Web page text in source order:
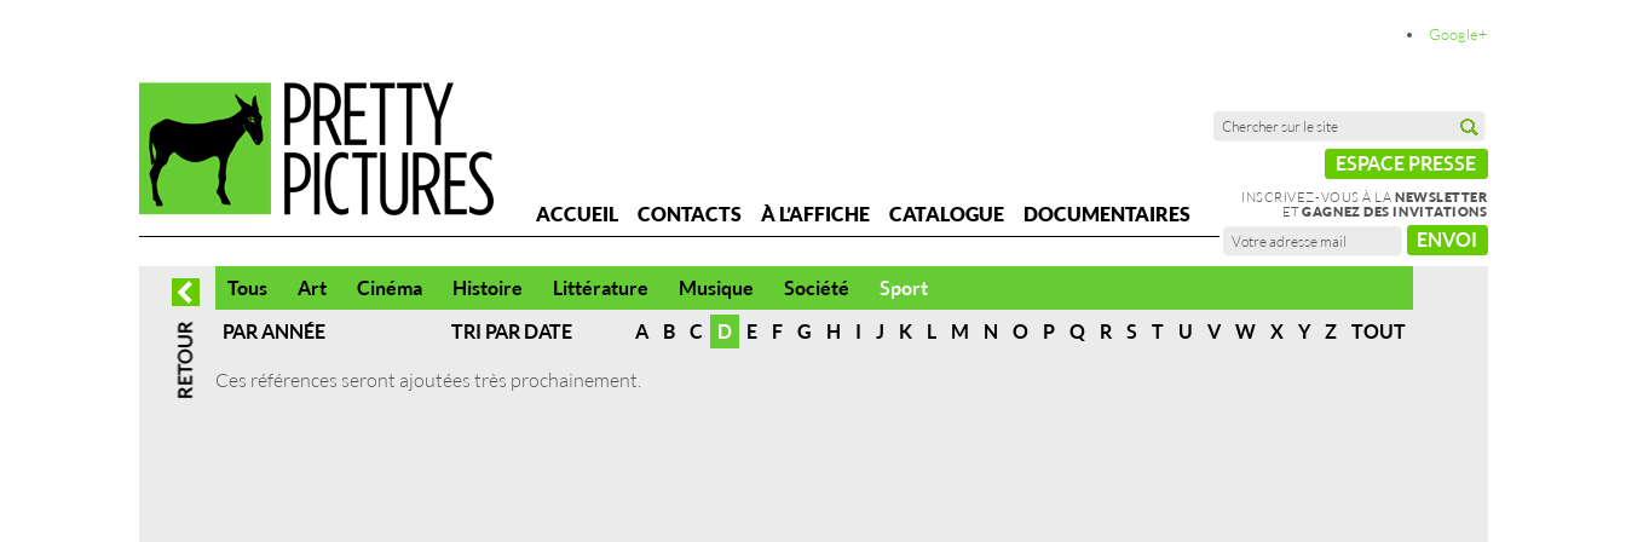
Google+
ESPACE PRESSE
INSCRIVEZ-VOUS À LA NEWSLETTER
ETGAGNEZ DES INVITATIONS
ENVOI
ACCUEIL CONTACTS À L’AFFICHE CATALOGUE DOCUMENTAIRES
Tous Art Cinéma Histoire Littérature Musique Société
Sport
PAR ANNÉE
TRI PAR DATE A B C D E F G H I J K L M N O P Q R S T U V W X Y Z
TOUT
Ces références seront ajoutées très prochainement.